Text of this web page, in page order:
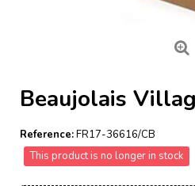
Beaujolais
Reference:FR17-36616/CB
This product is no longer in stock